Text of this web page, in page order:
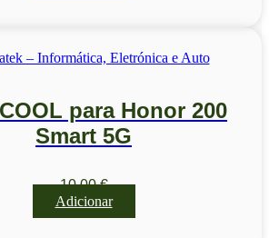
para Honor 200
Smart 5G
10,00€
Adicionar